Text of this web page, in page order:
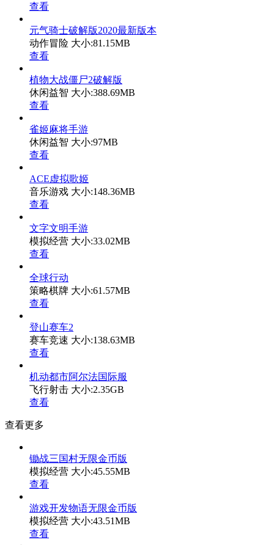
查看
元气骑士破解版2020最新版本
动作冒险 大小:81.15MB
查看
植物大战僵尸2破解版
休闲益智 大小:388.69MB
查看
雀姬麻将手游
休闲益智 大小:97MB
查看
ACE虚拟歌姬
音乐游戏 大小:148.36MB
查看
文字文明手游
模拟经营 大小:33.02MB
查看
全球行动
策略棋牌 大小:61.57MB
查看
登山赛车2
赛车竞速 大小:138.63MB
查看
机动都市阿尔法国际服
飞行射击 大小:2.35GB
查看
查看更多
锄战三国村无限金币版
模拟经营 大小:45.55MB
查看
游戏开发物语无限金币版
模拟经营 大小:43.51MB
查看